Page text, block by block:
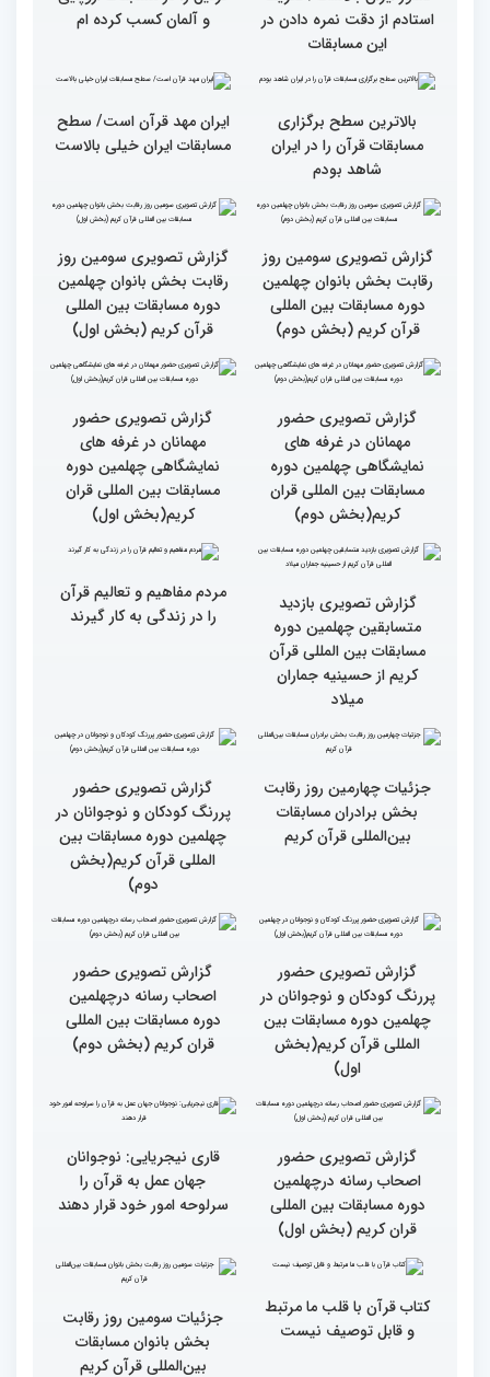
قاریان و حافظان فینالیست‌
در چهلمین دوره مسابقات
بین‌المللی قرآن معرفی
پایان رقابت بانوان در
المللی قرآن/نگاهی به
متسابقان
سطح مسابقات قرآنی در
استادم از دقت نمره دادن در
این مسابقات
هشت بار مقام اول رشته
و آلمان کسب کرده ام
بالاترین سطح برگزاری
مسابقات قرآن را در ایران
شاهد بودم
ایران مهد قرآن است/ سطح
مسابقات ایران خیلی بالاست
گزارش تصویری سومین روز
رقابت بخش بانوان چهلمین
دوره مسابقات بین المللی
قرآن کریم (بخش دوم)
گزارش تصویری سومین روز
رقابت بخش بانوان چهلمین
دوره مسابقات بین المللی
گزارش تصویری حضور
مهمانان در غرفه های
نمایشگاهی چهلمین دوره
مسابقات بین المللی قران
کریم(بخش دوم)
مسابقات بین المللی قران
کریم(بخش اول)
گزارش تصویری بازدید
کریم از حسینیه جماران
میلاد
مردم مفاهیم و تعالیم قرآن
را در زندگی به کار گیرند
جزئیات چهارمین روز رقابت
بخش برادران مسابقات
بین‌المللی قرآن کریم
گزارش تصویری حضور
پررنگ کودکان و نوجوانان در
المللی قرآن کریم(بخش
دوم)
گزارش تصویری حضور
پررنگ کودکان و نوجوانان در
چهلمین دوره مسابقات بین
اول)
گزارش تصویری حضور
دوره مسابقات بین المللی
قران کریم (بخش دوم)